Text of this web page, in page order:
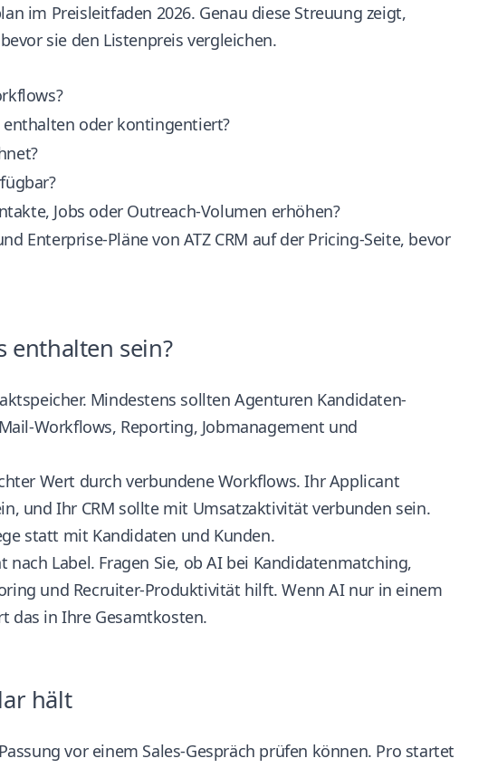
im Preisleitfaden 2026. Genau diese Streuung zeigt,
sie den Listenpreis vergleichen.
oder kontingentiert?
Jobs oder Outreach-Volumen erhöhen?
Enterprise-Pläne von ATZ CRM auf der Pricing-Seite, bevor
enthalten sein?
Mindestens sollten Agenturen Kandidaten-
Workflows, Reporting, Jobmanagement und
Wert durch verbundene Workflows. IhrApplicant
und Ihr CRM sollte mit Umsatzaktivität verbunden sein.
statt mit Kandidaten und Kunden.
Label. Fragen Sie, ob AI bei Kandidatenmatching,
und Recruiter-Produktivität hilft. Wenn AI nur in einem
das in Ihre Gesamtkosten.
hält
vor einem Sales-Gespräch prüfen können. Pro startet